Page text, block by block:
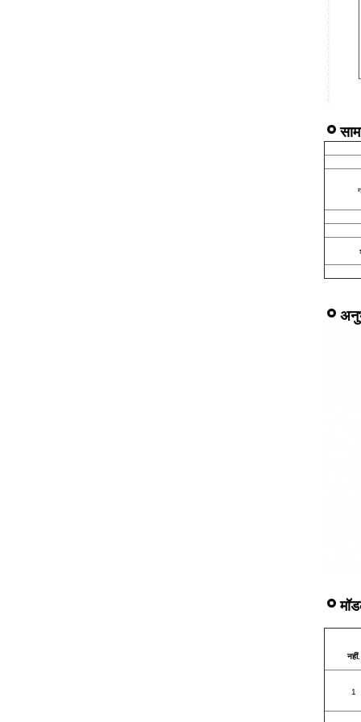
नहीं.
1